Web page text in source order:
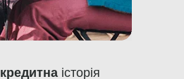
історія